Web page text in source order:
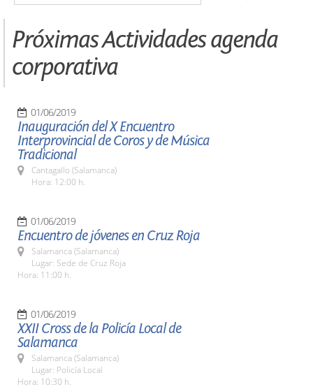
Próximas Actividades agenda
corporativa
01/06/2019
Inauguración del X Encuentro
Interprovincial de Coros y de Música
Tradicional
Cantagallo (Salamanca)
Hora: 12:00 h.
01/06/2019
Encuentro de jóvenes en Cruz Roja
Salamanca (Salamanca)
Lugar: Sede de Cruz Roja
Hora: 11:00 h.
01/06/2019
XXII Cross de la Policía Local de
Salamanca
Salamanca (Salamanca)
Lugar: Policía Local
Hora: 10:30 h.